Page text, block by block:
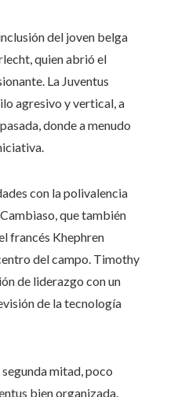
del joven belga
quien abrió el
La Juventus
agresivo y vertical, a
donde a menudo
con la polivalencia
que también
francés Khephren
del campo. Timothy
de liderazgo con un
de la tecnología
mitad, poco
bien organizada.